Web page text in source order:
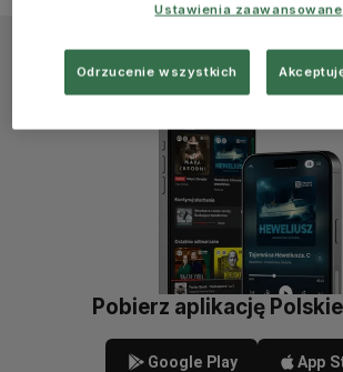
Pobierz aplikację
Google Play App
Ustawienia zaawansowane
Odrzucenie wszystkich